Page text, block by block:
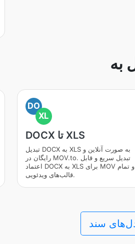
DO
XL
DOCX تا XLS
تبدیل DOCX به XLS به صورت آنلاین و
رایگان در MOV.to. تبدیل سریع و قابل
اعتماد DOCX به XLS برای MOV و تمام
قالب‌های ویدئویی.